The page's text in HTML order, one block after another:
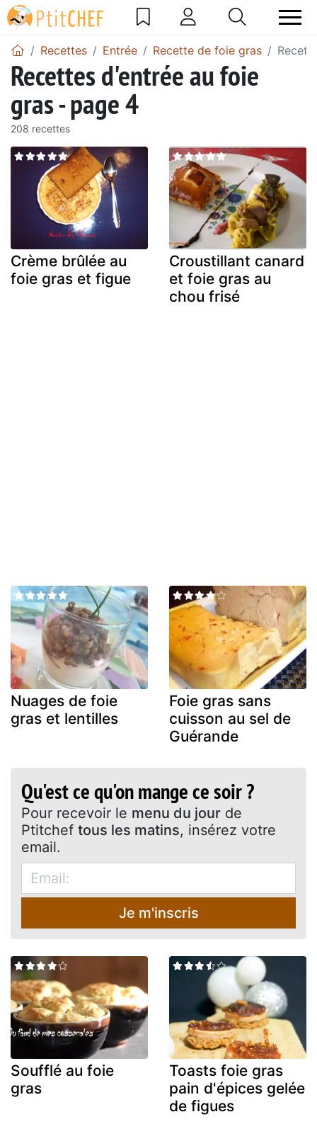
Recettes Entrée Recette de foie gras
Recettes d'entrée au foie
gras - page 4
208 recettes
Crème brûlée au
foie gras et figue
Croustillant canard
et foie gras au
chou frisé
Nuages de foie
gras et lentilles
Foie gras sans
cuisson au sel de
Guérande
Qu'est ce qu'on mange ce soir ?
Pour recevoir le menu du jour de
Ptitchef tous les matins, insérez votre
email.
Je m'inscris
Soufflé au foie
gras
Toasts foie gras
pain d'épices gelée
de figues